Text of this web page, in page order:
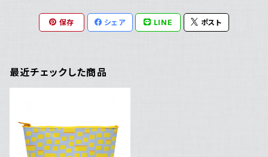
保存 シェア LINE ポスト
最近チェックした商品